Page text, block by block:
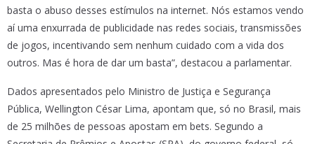
basta o abuso desses estímulos na internet. Nós estamos vendo
aí uma enxurrada de publicidade nas redes sociais, transmissões
de jogos, incentivando sem nenhum cuidado com a vida dos
outros. Mas é hora de dar um basta”, destacou a parlamentar.
Dados apresentados pelo Ministro de Justiça e Segurança
Pública, Wellington César Lima, apontam que, só no Brasil, mais
de 25 milhões de pessoas apostam em bets. Segundo a